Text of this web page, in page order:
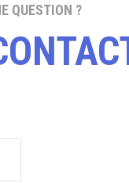
QUESTION ?